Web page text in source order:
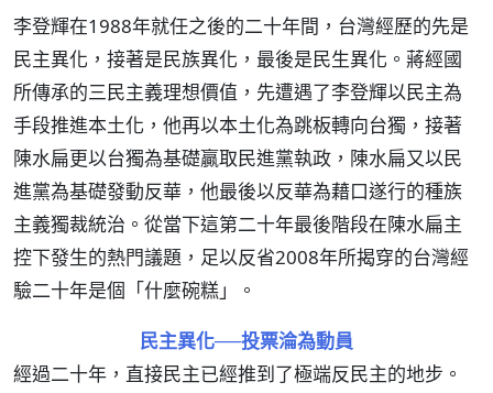
李登輝在1988年就任之後的二十年間，台灣經歷的先是
民主異化，接著是民族異化，最後是民生異化。蔣經國
所傳承的三民主義理想價值，先遭遇了李登輝以民主為
手段推進本土化，他再以本土化為跳板轉向台獨，接著
陳水扁更以台獨為基礎贏取民進黨執政，陳水扁又以民
進黨為基礎發動反華，他最後以反華為藉口遂行的種族
主義獨裁統治。從當下這第二十年最後階段在陳水扁主
控下發生的熱門議題，足以反省2008年所揭穿的台灣經
驗二十年是個「什麼碗糕」。
民主異化──投票淪為動員
經過二十年，直接民主已經推到了極端反民主的地步。